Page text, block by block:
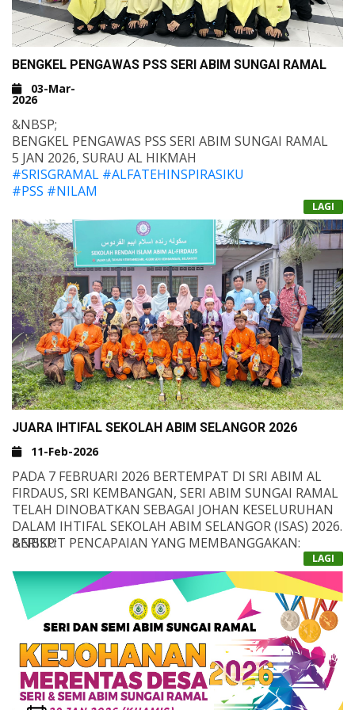
BENGKEL PENGAWAS PSS SERI ABIM SUNGAI RAMAL
03-Mar-
2026
&NBSP;
BENGKEL PENGAWAS PSS SERI ABIM SUNGAI RAMAL
5 JAN 2026, SURAU AL HIKMAH
#SRISGRAMAL #ALFATEHINSPIRASIKU
#PSS #NILAM
LAGI
JUARA IHTIFAL SEKOLAH ABIM SELANGOR 2026
11-Feb-2026
PADA 7 FEBRUARI 2026 BERTEMPAT DI SRI ABIM AL
FIRDAUS, SRI KEMBANGAN, SERI ABIM SUNGAI RAMAL
TELAH DINOBATKAN SEBAGAI JOHAN KESELURUHAN
DALAM IHTIFAL SEKOLAH ABIM SELANGOR (ISAS) 2026.
&NBSP;
BERIKUT PENCAPAIAN YANG MEMBANGGAKAN:
- TILAWAH AL-QURAN (LELAKI TAHAP 2): MUHAMMAD
ADAM ZIYAD BIN MOHAMAD SHAFIQ &NDASH; JOHAN
- TILAWAH AL-QURAN (PEREMPUAN TAHAP 2): NUR
NAURATUL ADNI BINTI AHMAD TARMIZI &NDASH;
JOHAN
- TILAWAH AL-QURAN (LELAKI TAHAP 1): AQIL IMAN
BIN ROSLAN &NDASH; NAIB JOHAN
- TILAWAH AL-QURAN (PEREMPUAN TAHAP 1): LAURA
MEDINA BINTI MUHD FHAEZ ADAM &NDASH; KETIGA
SECARA KESELURUHAN, SERI ABIM SUNGAI RAMAL
BERJAYA MENGUMPUL 4 JOHAN, 4 NAIB JOHAN, DAN 3
KETIGA.
UCAPAN TAHNIAH DIUCAPKAN KEPADA SEMUA
PESERTA DAN GURU-GURU YANG TELAH
MENGHARUMKAN NAMA SEKOLAH DI PENTAS ISAS
LAGI